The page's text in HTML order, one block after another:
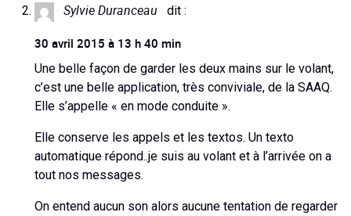
Sylvie Duranceau dit :
30 avril 2015 à 13 h 40 min
Une belle façon de garder les deux mains sur le volant,
c’est une belle application, très conviviale, de la SAAQ.
Elle s’appelle « en mode conduite ».
Elle conserve les appels et les textos. Un texto
automatique répond..je suis au volant et à l’arrivée on a
tout nos messages.
On entend aucun son alors aucune tentation de regarder